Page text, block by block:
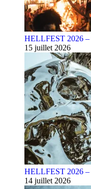
HELLFEST 2026
15 juillet 2026
HELLFEST 2026
14 juillet 2026